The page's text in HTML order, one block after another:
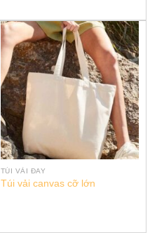
TÚI VẢI ĐAY
Túi vải canvas cỡ lớn